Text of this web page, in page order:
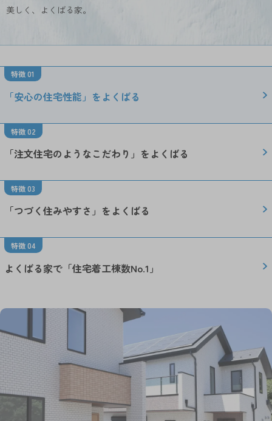
美しく、よくばる家。
特徴 01
「安心の住宅性能」をよくばる
特徴 02
「注文住宅のようなこだわり」をよくばる
特徴 03
「つづく住みやすさ」をよくばる
特徴 04
よくばる家で「住宅着工棟数No.1」